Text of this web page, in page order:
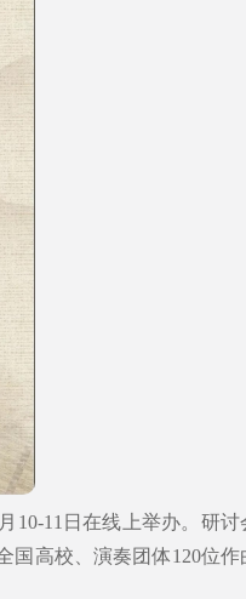
10-11日在线上举办。研讨
国高校、演奏团体120位作